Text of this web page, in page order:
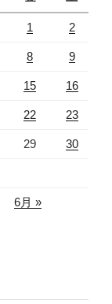
1 2
8 9
15 16
22 23
29 30
6月 »